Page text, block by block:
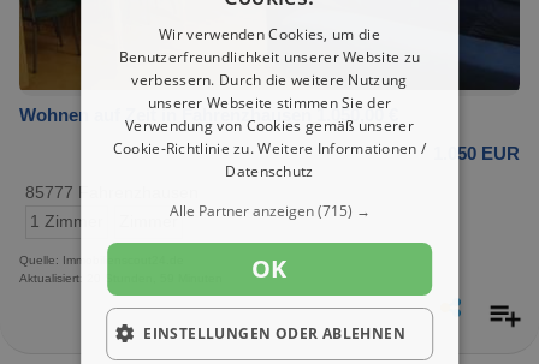
Wohnen auf Zeit in Fahrenzhausen 1.050,00 €
1.050 EUR
85777 Fahrenzhausen
1 Zimmer
Zimmer
Quelle: Immobilienscout24.de
Aktualisiert: 20 Stunden, 59 Minuten
Wir verwenden Cookies, um die
Benutzerfreundlichkeit unserer Website zu
verbessern. Durch die weitere Nutzung
unserer Webseite stimmen Sie der
Verwendung von Cookies gemäß unserer
Cookie-Richtlinie zu.Weitere Informationen /
Datenschutz
Alle Partner anzeigen(715) →
OK
EINSTELLUNGEN ODER ABLEHNEN